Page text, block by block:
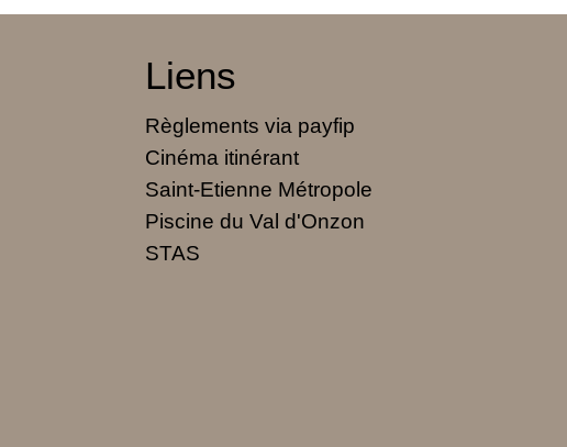
Liens
Règlements via payfip
Cinéma itinérant
Saint-Etienne Métropole
Piscine du Val d'Onzon
STAS